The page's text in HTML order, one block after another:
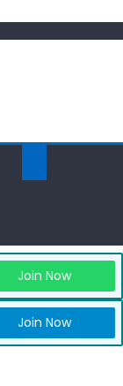
Join Now
Join Now